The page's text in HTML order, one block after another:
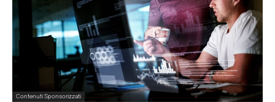
Contenuti Sponsorizzati